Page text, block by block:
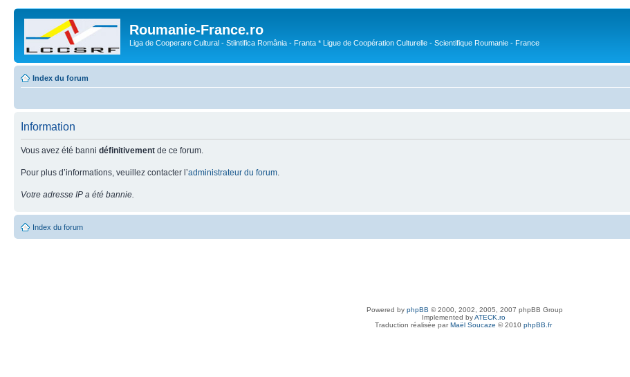
Roumanie-France.ro
Liga de Cooperare Cultural - Stiintifica România - Franta * Ligue de Coopération Culturelle - Scientifique Roumanie - France
Index du forum
Information
Vous avez été banni définitivement de ce forum.
Pour plus d’informations, veuillez contacter l’administrateur du forum
Votre adresse IP a été bannie.
Index du forum
Powered by phpBB © 2000, 2002, 2005, 2007 phpBB Group
Implemented byATECK.ro
Traduction réalisée parMaël Soucaze © 2010 phpBB.fr